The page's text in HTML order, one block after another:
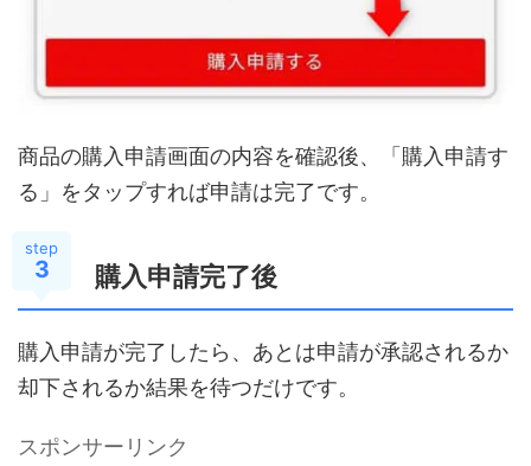
商品の購入申請画面の内容を確認後、「購入申請す
る」をタップすれば申請は完了です。
step
3 購入申請完了後
購入申請が完了したら、あとは申請が承認されるか
却下されるか結果を待つだけです。
スポンサーリンク